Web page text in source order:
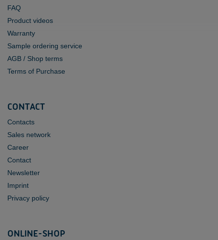
FAQ
Product videos
Warranty
Sample ordering service
AGB / Shop terms
Terms of Purchase
CONTACT
Contacts
Sales network
Career
Contact
Newsletter
Imprint
Privacy policy
ONLINE-SHOP